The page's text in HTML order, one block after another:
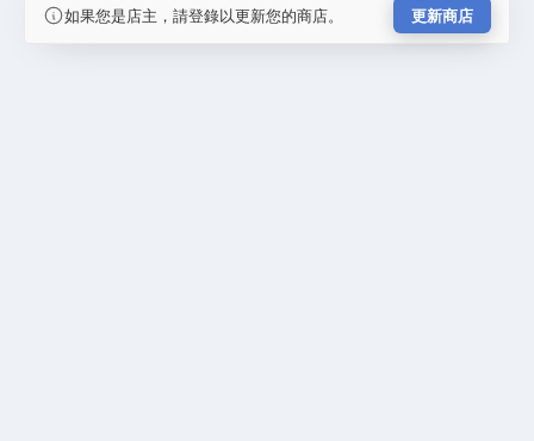
如果您是店主，請登錄以更新您的商店。 更新商店